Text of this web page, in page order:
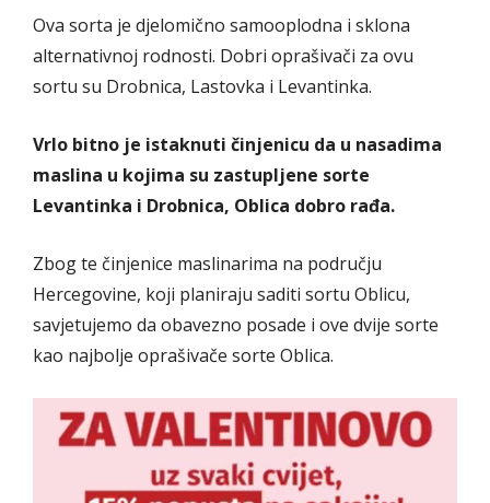
Ova sorta je djelomično samooplodna i sklona
alternativnoj rodnosti. Dobri oprašivači za ovu
sortu su Drobnica, Lastovka i Levantinka.
Vrlo bitno je istaknuti činjenicu da u nasadima
maslina u kojima su zastupljene sorte
Levantinka i Drobnica, Oblica dobro rađa.
Zbog te činjenice maslinarima na području
Hercegovine, koji planiraju saditi sortu Oblicu,
savjetujemo da obavezno posade i ove dvije sorte
kao najbolje oprašivače sorte Oblica.